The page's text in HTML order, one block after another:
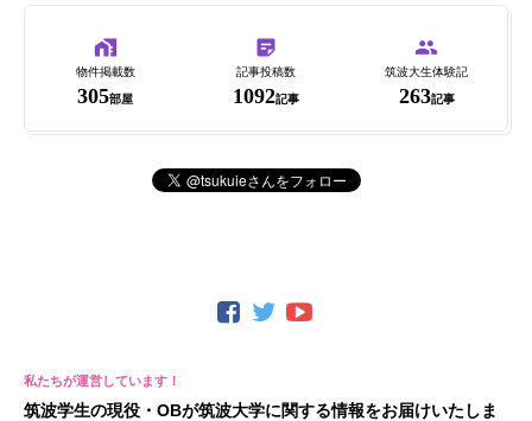
物件掲載数
305部屋
記事投稿数
1092記事
筑波大生体験記
263記事
筑波学生の現役・OBが筑波大学に関する情報をお届けいたしま